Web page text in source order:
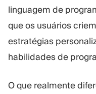
linguagem de
que os usuários
estratégias
habilidades de
O que realmente